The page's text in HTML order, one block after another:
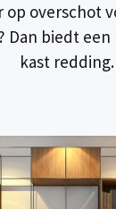
op overschot
Dan biedt
kast redding.